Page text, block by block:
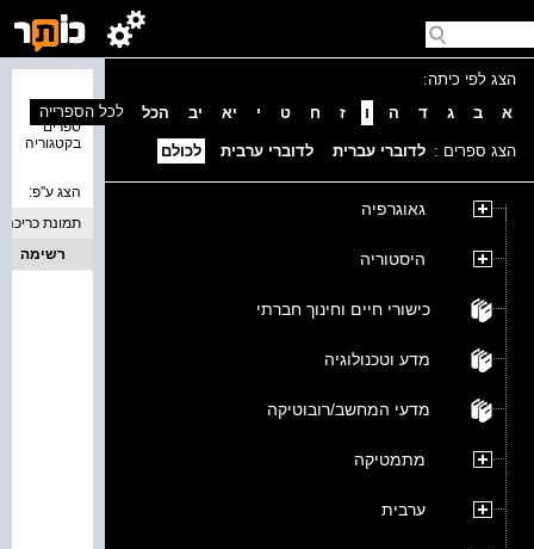
הצג לפי כיתה:
א
ב ג ד ה ו ז ח ט י יא יב הכל
הצג ספרים : לדוברי עברית לדוברי ערבית לכולם
גאוגרפיה
היסטוריה
כישורי חיים וחינוך חברתי
מדע וטכנולוגיה
מדעי המחשב/רובוטיקה
מתמטיקה
ערבית
ספרים
בקטגוריה
לכל הספרייה
הצג ע''פ:
תמונת כריכה
רשימה